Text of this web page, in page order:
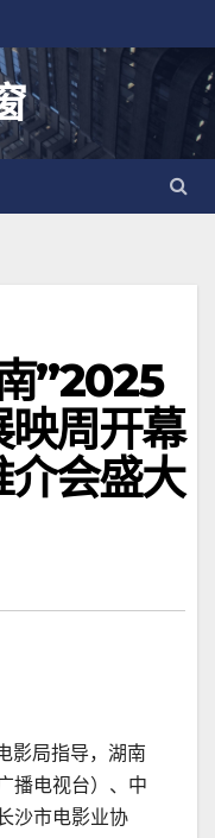
”2025
周开幕
会盛大
影局指导，湖南
播电视台）、 中
沙市电影业协